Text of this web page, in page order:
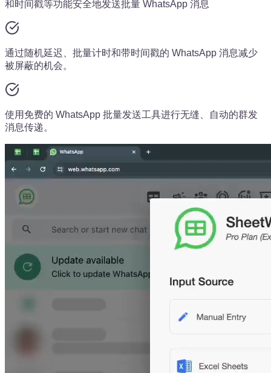
和时间戳等功能安全地发送批量 WhatsApp 消息
通过随机延迟、批量计时和带时间戳的 WhatsApp 消息减少
被屏蔽的机会。
使用免费的 WhatsApp 批量发送工具进行无缝、自动的群发
消息传递。